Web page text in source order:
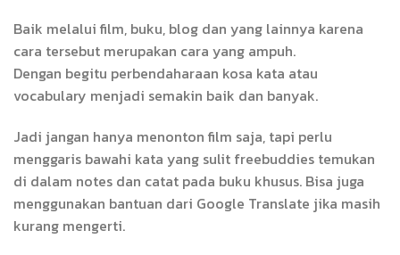
Baik melalui film, buku, blog dan yang lainnya karena
cara tersebut merupakan cara yang ampuh.
Dengan begitu perbendaharaan kosa kata atau
vocabulary menjadi semakin baik dan banyak.
Jadi jangan hanya menonton film saja, tapi perlu
menggaris bawahi kata yang sulit freebuddies temukan
di dalam notes dan catat pada buku khusus. Bisa juga
menggunakan bantuan dari Google Translate jika masih
kurang mengerti.